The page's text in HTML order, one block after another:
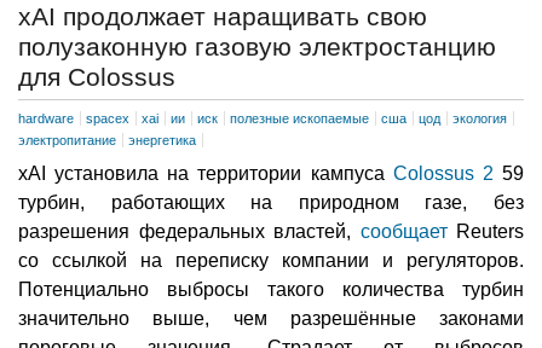
xAI продолжает наращивать свою
полузаконную газовую электростанцию
для Colossus
hardware spacex xai ии иск полезные ископаемые сша цод
экология
электропитание
энергетика
xAI установила на территории кампуса Colossus 2 59
турбин, работающих на природном газе, без
разрешения федеральных властей, сообщаетReuters
со ссылкой на переписку компании и регуляторов.
Потенциально выбросы такого количества турбин
значительно выше, чем разрешённые законами